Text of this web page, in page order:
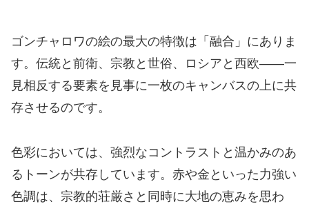
ゴンチャロワの絵の最大の特徴は「融合」にありま
す。伝統と前衛、宗教と世俗、ロシアと西欧――一
見相反する要素を見事に一枚のキャンバスの上に共
存させるのです。
色彩においては、強烈なコントラストと温かみのあ
るトーンが共存しています。赤や金といった力強い
色調は、宗教的荘厳さと同時に大地の恵みを思わ